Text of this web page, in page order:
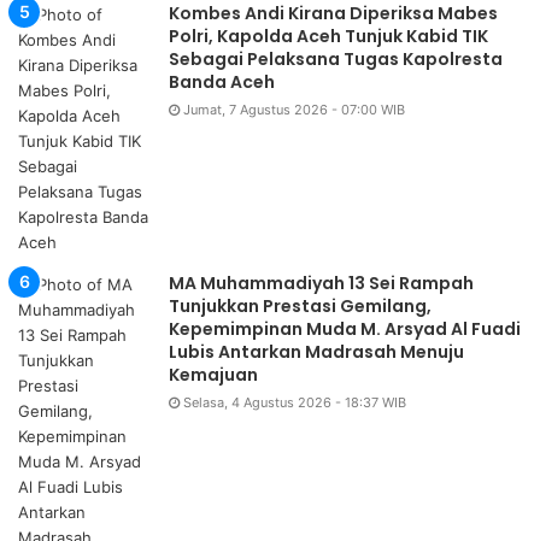
Kombes Andi Kirana Diperiksa Mabes
Polri, Kapolda Aceh Tunjuk Kabid TIK
Sebagai Pelaksana Tugas Kapolresta
Banda Aceh
Jumat, 7 Agustus 2026 - 07:00 WIB
MA Muhammadiyah 13 Sei Rampah
Tunjukkan Prestasi Gemilang,
Kepemimpinan Muda M. Arsyad Al Fuadi
Lubis Antarkan Madrasah Menuju
Kemajuan
Selasa, 4 Agustus 2026 - 18:37 WIB